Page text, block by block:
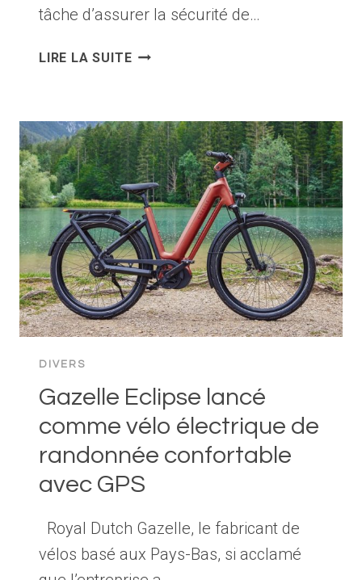
tâche d’assurer la sécurité de…
LIRE LA SUITEDES
DES
VILLES
PLUS
SÛRES :
3
FAÇONS
DE
RÉDUIRE
LES
RISQUES
ROUTIERS
DONNÉES
DE
CONDUITE
DIVERS
Gazelle Eclipse lancé
comme vélo électrique de
randonnée confortable
avec GPS
Royal Dutch Gazelle, le fabricant de
vélos basé aux Pays-Bas, si acclamé